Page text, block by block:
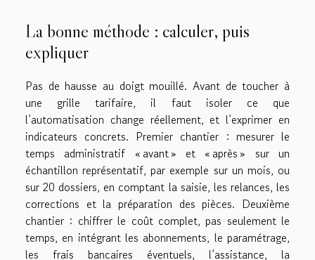
La bonne méthode : calculer, puis
expliquer
Pas de hausse au doigt mouillé. Avant de toucher à
une grille tarifaire, il faut isoler ce que
l’automatisation change réellement, et l’exprimer en
indicateurs concrets. Premier chantier : mesurer le
temps administratif « avant » et « après » sur un
échantillon représentatif, par exemple sur un mois, ou
sur 20 dossiers, en comptant la saisie, les relances, les
corrections et la préparation des pièces. Deuxième
chantier : chiffrer le coût complet, pas seulement le
temps, en intégrant les abonnements, le paramétrage,
les frais bancaires éventuels, l’assistance, la